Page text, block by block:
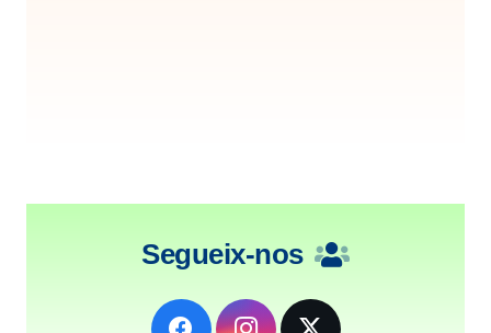
Segueix-nos